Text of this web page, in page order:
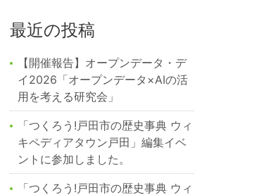
最近の投稿
【開催報告】オープンデータ・デ
イ2026「オープンデータ×AIの活
用を考える研究会」
「つくろう!戸田市の歴史事典 ウィ
キペディアタウン戸田」編集イベ
ントに参加しました。
「つくろう!戸田市の歴史事典 ウィ